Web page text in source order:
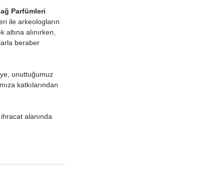
Parfümleri
ile arkeologların
alınırken,
beraber
unuttuğumuz
katkılarından
alanında